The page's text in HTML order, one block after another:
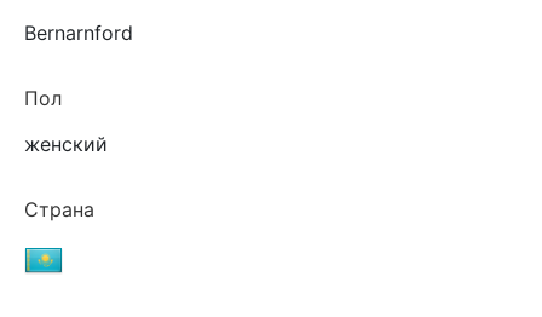
Bernarnford
Пол
женский
Страна